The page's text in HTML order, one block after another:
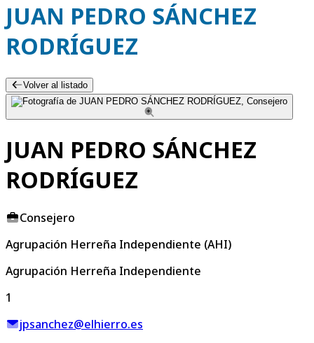
JUAN PEDRO SÁNCHEZ
RODRÍGUEZ
Volver al listado
JUAN PEDRO SÁNCHEZ
RODRÍGUEZ
Consejero
Agrupación Herreña Independiente (AHI)
Agrupación Herreña Independiente
1
jpsanchez@elhierro.es